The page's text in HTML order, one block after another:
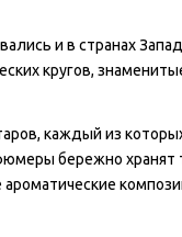
и в странах
кругов,
каждый из
бережно хранят
ароматические